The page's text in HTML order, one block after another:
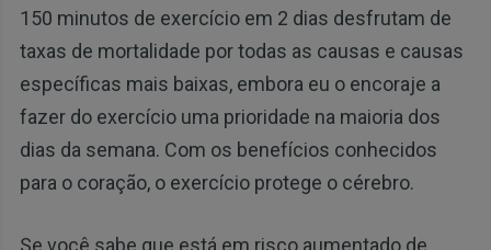
150 minutos de exercício em 2 dias desfrutam de
taxas de mortalidade por todas as causas e causas
específicas mais baixas, embora eu o encoraje a
fazer do exercício uma prioridade na maioria dos
dias da semana. Com os benefícios conhecidos
para o coração, o exercício protege o cérebro.
Se você sabe que está em risco aumentado de